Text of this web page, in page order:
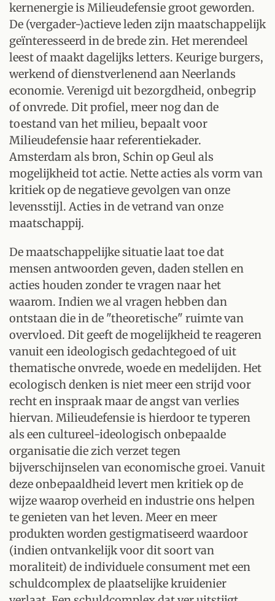
kernenergie is Milieudefensie groot geworden.
De (vergader-)actieve leden zijn maatschappelijk
geïnteresseerd in de brede zin. Het merendeel
leest of maakt dagelijks letters. Keurige burgers,
werkend of dienstverlenend aan Neerlands
economie. Verenigd uit bezorgdheid, onbegrip
of onvrede. Dit profiel, meer nog dan de
toestand van het milieu, bepaalt voor
Milieudefensie haar referentiekader.
Amsterdam als bron, Schin op Geul als
mogelijkheid tot actie. Nette acties als vorm van
kritiek op de negatieve gevolgen van onze
levensstijl. Acties in de vetrand van onze
maatschappij.
De maatschappelijke situatie laat toe dat
mensen antwoorden geven, daden stellen en
acties houden zonder te vragen naar het
waarom. Indien we al vragen hebben dan
ontstaan die in de "theoretische" ruimte van
overvloed. Dit geeft de mogelijkheid te reageren
vanuit een ideologisch gedachtegoed of uit
thematische onvrede, woede en medelijden. Het
ecologisch denken is niet meer een strijd voor
recht en inspraak maar de angst van verlies
hiervan. Milieudefensie is hierdoor te typeren
als een cultureel-ideologisch onbepaalde
organisatie die zich verzet tegen
bijverschijnselen van economische groei. Vanuit
deze onbepaaldheid levert men kritiek op de
wijze waarop overheid en industrie ons helpen
te genieten van het leven. Meer en meer
produkten worden gestigmatiseerd waardoor
(indien ontvankelijk voor dit soort van
moraliteit) de individuele consument met een
schuldcomplex de plaatselijke kruidenier